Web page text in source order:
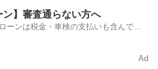
ハイエース
ン】審査通らない方へ
ーンは税金・車検の支払いも含んでい
Ad